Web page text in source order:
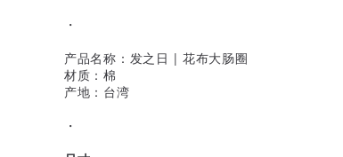
・
产品名称：发之日 | 花布大肠圈
材质：棉
产地：台湾
・